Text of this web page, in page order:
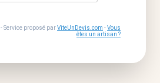
- Service proposé parViteUnDevis.com -Vous
êtes un artisan ?